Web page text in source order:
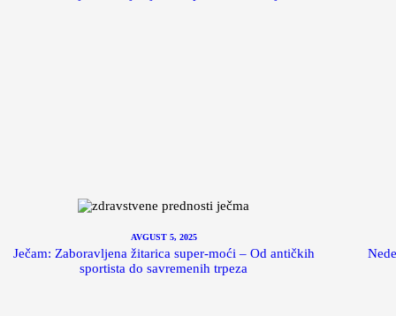
AVGUST 5, 2025
Ječam: Zaboravljena žitarica super-moći – Od antičkih
sportista do savremenih trpeza